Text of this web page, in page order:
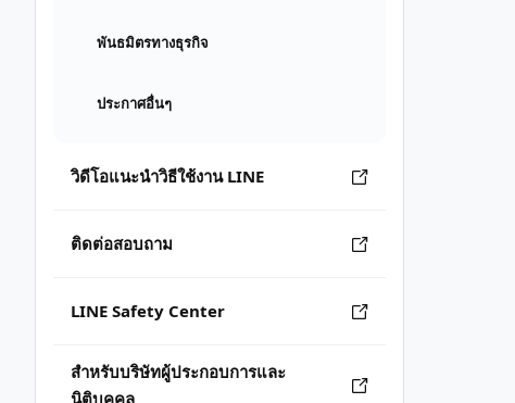
พันธมิตรทางธุรกิจ
ประกาศอื่นๆ
วิดีโอแนะนำวิธีใช้งาน LINE
ติดต่อสอบถาม
LINE Safety Center
สำหรับบริษัทผู้ประกอบการและ
นิติบุคคล